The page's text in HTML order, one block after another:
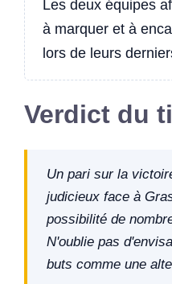
Les deux équipes
à marquer et à
lors de leurs
Verdict du
Un pari sur la
judicieux face à
possibilité de
N'oublie pas
buts comme une